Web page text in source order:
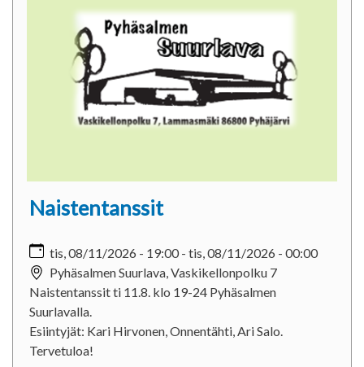
Naistentanssit
tis, 08/11/2026 - 19:00- tis, 08/11/2026 - 00:00
Pyhäsalmen Suurlava, Vaskikellonpolku 7
Naistentanssit ti 11.8. klo 19-24 Pyhäsalmen
Suurlavalla.
Esiintyjät: Kari Hirvonen, Onnentähti, Ari Salo.
Tervetuloa!